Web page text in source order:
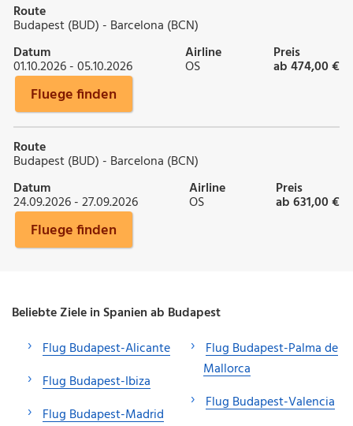
Route
Budapest (BUD) - Barcelona (BCN)
Datum
01.10.2026 - 05.10.2026
Airline
OS
Preis
ab 474,00 €
Fluege finden
Route
Budapest (BUD) - Barcelona (BCN)
Datum
24.09.2026 - 27.09.2026
Airline
OS
Preis
ab 631,00 €
Fluege finden
Beliebte Ziele in Spanien ab Budapest
Flug Budapest-Alicante
Flug Budapest-Ibiza
Flug Budapest-Madrid
Flug Budapest-Palma de
Mallorca
Flug Budapest-Valencia